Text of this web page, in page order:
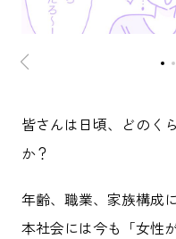
皆さんは日頃、どのく
か？
年齢、職業、家族構成
本社会には今も「女性